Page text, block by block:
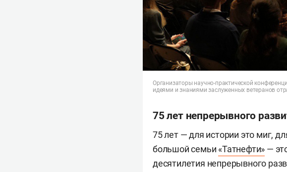
Организаторы научно-практической
идеями и знаниями заслуженных ветеранов
75 лет непрерывного
75 лет — для истории это миг,
большой семьи «Татнефти» —
десятилетия непрерывного